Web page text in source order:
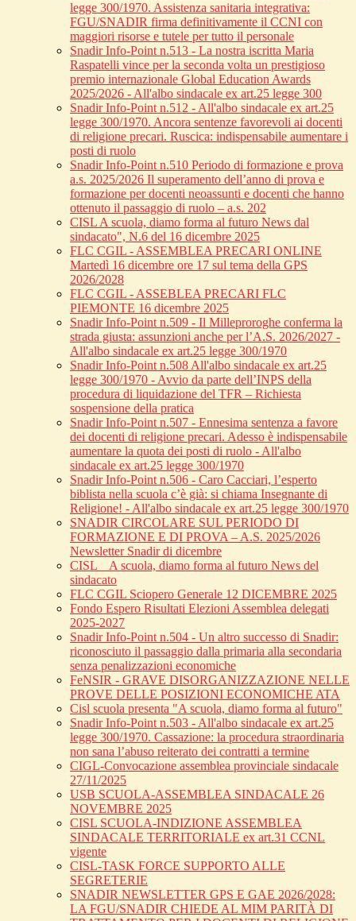
legge 300/1970. Assistenza sanitaria integrativa:
FGU/SNADIR firma definitivamente il CCNI con
maggiori risorse e tutele per tutto il personale
Snadir Info-Point n.513 - La nostra iscritta Maria
Raspatelli vince per la seconda volta un prestigioso
premio internazionale Global Education Awards
2025/2026 - All'albo sindacale ex art.25 legge 300
Snadir Info-Point n.512 - All'albo sindacale ex art.25
legge 300/1970. Ancora sentenze favorevoli ai docenti
di religione precari. Ruscica: indispensabile aumentare i
posti di ruolo
Snadir Info-Point n.510 Periodo di formazione e prova
a.s. 2025/2026 Il superamento dell’anno di prova e
formazione per docenti neoassunti e docenti che hanno
ottenuto il passaggio di ruolo – a.s. 202
CISL A scuola, diamo forma al futuro News dal
sindacato", N.6 del 16 dicembre 2025
FLC CGIL - ASSEMBLEA PRECARI ONLINE
Martedì 16 dicembre ore 17 sul tema della GPS
2026/2028
FLC CGIL - ASSEBLEA PRECARI FLC
PIEMONTE 16 dicembre 2025
Snadir Info-Point n.509 - Il Milleproroghe conferma la
strada giusta: assunzioni anche per l’A.S. 2026/2027 -
All'albo sindacale ex art.25 legge 300/1970
Snadir Info-Point n.508 All'albo sindacale ex art.25
legge 300/1970 - Avvio da parte dell’INPS della
procedura di liquidazione del TFR – Richiesta
sospensione della pratica
Snadir Info-Point n.507 - Ennesima sentenza a favore
dei docenti di religione precari. Adesso è indispensabile
aumentare la quota dei posti di ruolo - All'albo
sindacale ex art.25 legge 300/1970
Snadir Info-Point n.506 - Caro Cacciari, l’esperto
biblista nella scuola c’è già: si chiama Insegnante di
Religione! - All'albo sindacale ex art.25 legge 300/1970
SNADIR CIRCOLARE SUL PERIODO DI
FORMAZIONE E DI PROVA – A.S. 2025/2026
Newsletter Snadir di dicembre
CISL _ A scuola, diamo forma al futuro News del
sindacato
FLC CGIL Sciopero Generale 12 DICEMBRE 2025
Fondo Espero Risultati Elezioni Assemblea delegati
2025-2027
Snadir Info-Point n.504 - Un altro successo di Snadir:
riconosciuto il passaggio dalla primaria alla secondaria
senza penalizzazioni economiche
FeNSIR - GRAVE DISORGANIZZAZIONE NELLE
PROVE DELLE POSIZIONI ECONOMICHE ATA
Cisl scuola presenta "A scuola, diamo forma al futuro"
Snadir Info-Point n.503 - All'albo sindacale ex art.25
legge 300/1970. Cassazione: la procedura straordinaria
non sana l’abuso reiterato dei contratti a termine
CIGL-Convocazione assemblea provinciale sindacale
27/11/2025
USB SCUOLA-ASSEMBLEA SINDACALE 26
NOVEMBRE 2025
CISL SCUOLA-INDIZIONE ASSEMBLEA
SINDACALE TERRITORIALE ex art.31 CCNL
vigente
CISL-TASK FORCE SUPPORTO ALLE
SEGRETERIE
SNADIR NEWSLETTER GPS E GAE 2026/2028:
LA FGU/SNADIR CHIEDE AL MIM PARITÀ DI